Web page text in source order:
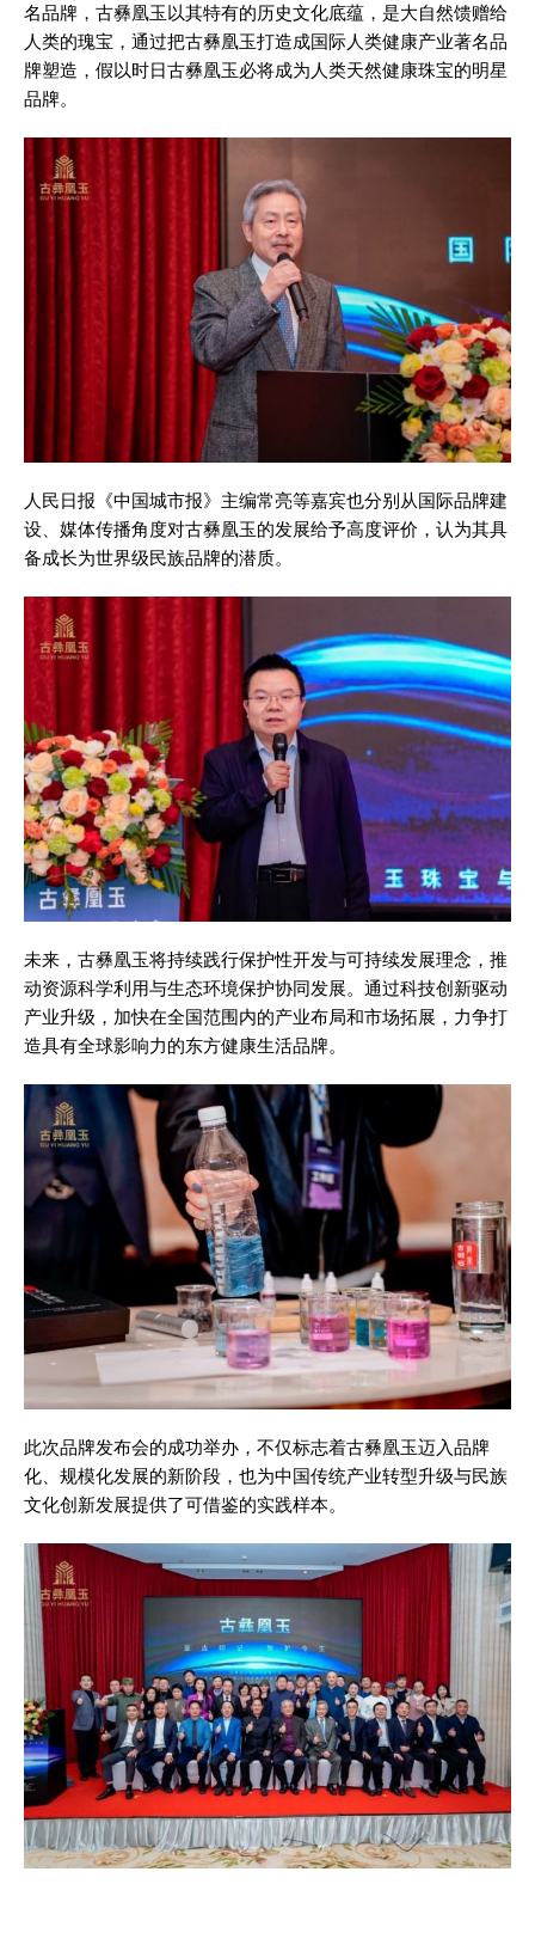
名品牌，古彝凰玉以其特有的历史文化底蕴，是大自然馈赠给
人类的瑰宝，通过把古彝凰玉打造成国际人类健康产业著名品
牌塑造，假以时日古彝凰玉必将成为人类天然健康珠宝的明星
品牌。
人民日报《中国城市报》主编常亮等嘉宾也分别从国际品牌建
设、媒体传播角度对古彝凰玉的发展给予高度评价，认为其具
备成长为世界级民族品牌的潜质。
未来，古彝凰玉将持续践行保护性开发与可持续发展理念，推
动资源科学利用与生态环境保护协同发展。通过科技创新驱动
产业升级，加快在全国范围内的产业布局和市场拓展，力争打
造具有全球影响力的东方健康生活品牌。
此次品牌发布会的成功举办，不仅标志着古彝凰玉迈入品牌
化、规模化发展的新阶段，也为中国传统产业转型升级与民族
文化创新发展提供了可借鉴的实践样本。